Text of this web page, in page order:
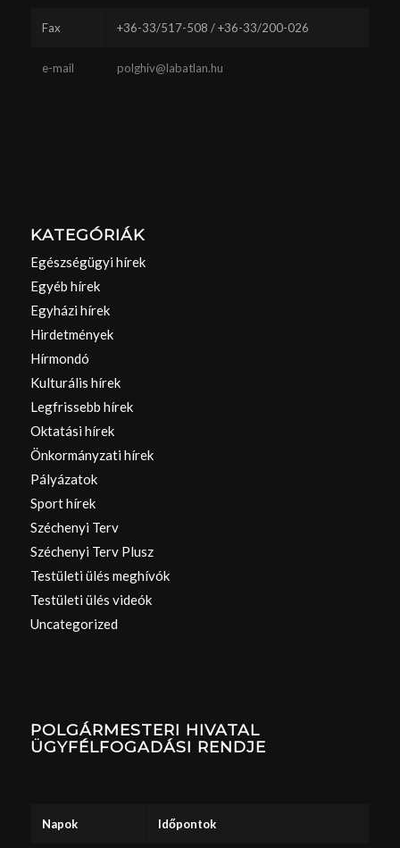
Fax +36-33/517-508 / +36-33/200-026
e-mail polghiv@labatlan.hu
KATEGÓRIÁK
Egészségügyi hírek
Egyéb hírek
Egyházi hírek
Hirdetmények
Hírmondó
Kulturális hírek
Legfrissebb hírek
Oktatási hírek
Önkormányzati hírek
Pályázatok
Sport hírek
Széchenyi Terv
Széchenyi Terv Plusz
Testületi ülés meghívók
Testületi ülés videók
Uncategorized
POLGÁRMESTERI HIVATAL
ÜGYFÉLFOGADÁSI RENDJE
Napok Időpontok